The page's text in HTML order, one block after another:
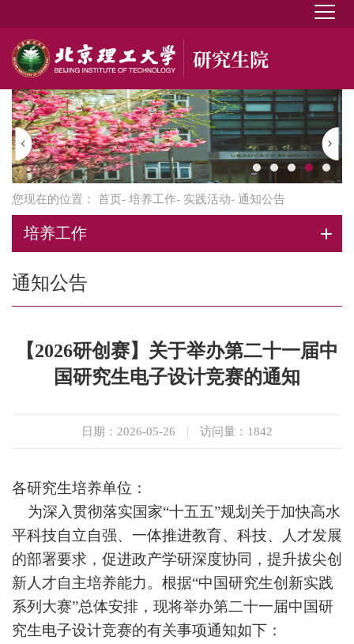
您现在的位置： 首页- 培养工作- 实践活动- 通知公告
培养工作
通知公告
【2026研创赛】关于举办第二十一届中
国研究生电子设计竞赛的通知
日期：2026-05-26 | 访问量： 1842
各研究生培养单位：
为深入贯彻落实国家“十五五”规划关于加快高水
平科技自立自强、一体推进教育、科技、人才发展
的部署要求，促进政产学研深度协同，提升拔尖创
新人才自主培养能力。根据“中国研究生创新实践
系列大赛”总体安排，现将举办第二十一届中国研
究生电子设计竞赛的有关事项通知如下：